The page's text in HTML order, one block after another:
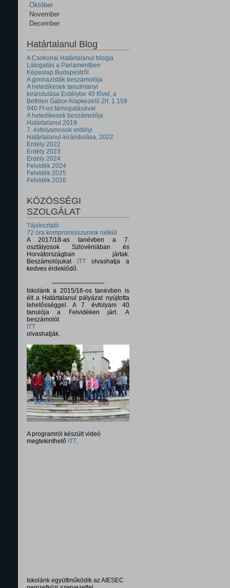
Október
November
December
Határtalanul Blog
A Csokonai Határtalanul blogja
Látogatás a Parlamentben
Képeslap Budapestről
A gimnazisták beszámolója
A hetedikesek tanulmányi
kirándulása Erdélybe 40 fővel, a
Bethlen Gábor Alapkezelő Zrt. 1 159
940 Ft-os támogatásával
A hetedikesek beszámolója
Határtalanul 2019
7. évfolyamosok erdélyi
Határtalanul-kirándulása, 2022
Erdély 2022
Erdély 2023
Erdély 2024
Felvidék 2024
Felvidék 2025
Felvidék 2026
KÖZÖSSÉGI
SZOLGÁLAT
Tájékoztató
72 óra kompromisszumok nélkül
A 2017/18-as tanévben a 7.
osztályosok Szlovéniában és
Horvátországban jártak.
Beszámolójukat
ITTolvashatja a
kedves érdeklődő.
Iskolánk a 2015/16-os tanévben is
élt a Határtalanul pályázat nyújtotta
lehetősséggel. A 7. évfolyam 40
tanulója a Felvidéken járt. A
beszámolót
ITT
olvashatják.
A programról készült videó
megtekinthető ITT.
Iskolánk együttműködik az AIESEC